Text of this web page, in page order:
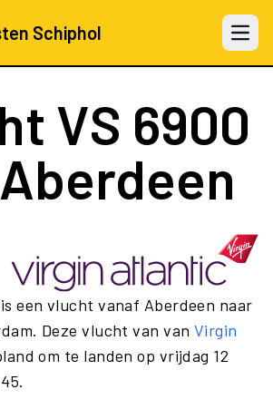
Schiphol Open
VS 6900
is een vlucht vanaf Aberdeen naar
Deze vlucht van vanVirgin
om te landen op vrijdag 12